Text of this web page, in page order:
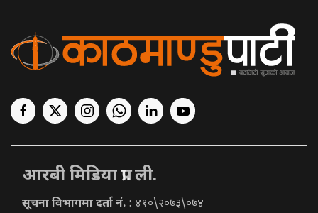
आरबी मिडिया प्रा. ली.
सूचना विभागमा दर्ता नं. : ४१०\२०७३\०७४